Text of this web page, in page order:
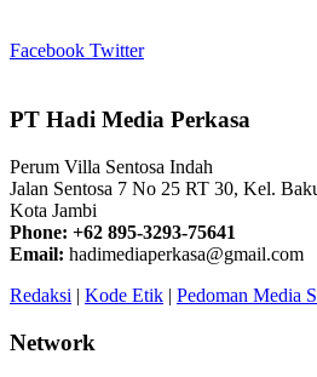
Facebook Twitter
PT Hadi Media Perkasa
Perum Villa Sentosa Indah
Jalan Sentosa 7 No 25 RT 30, Kel.
Kota Jambi
Phone: +62 895-3293-75641
Email: hadimediaperkasa@gmail.com
Redaksi | Kode Etik | Pedoman Media
Network